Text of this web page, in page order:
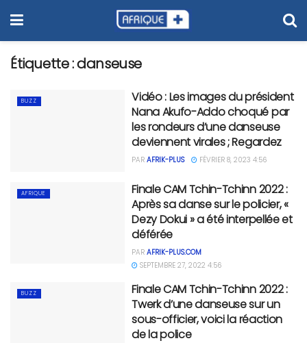
Étiquette :danseuse
BUZZ
Vidéo : Les images du président
Nana Akufo-Addo choqué par
les rondeurs d’une danseuse
deviennent virales ; Regardez
PAR AFRIK-PLUS FÉVRIER 8, 2023 4:56
AFRIQUE
Finale CAM Tchin-Tchinn 2022 :
Après sa danse sur le policier, «
Dezy Dokui » a été interpellée et
déférée
PAR AFRIK-PLUS.COM
SEPTEMBRE 27, 2022 4:56
BUZZ
Finale CAM Tchin-Tchinn 2022 :
Twerk d’une danseuse sur un
sous-officier, voici la réaction
de la police